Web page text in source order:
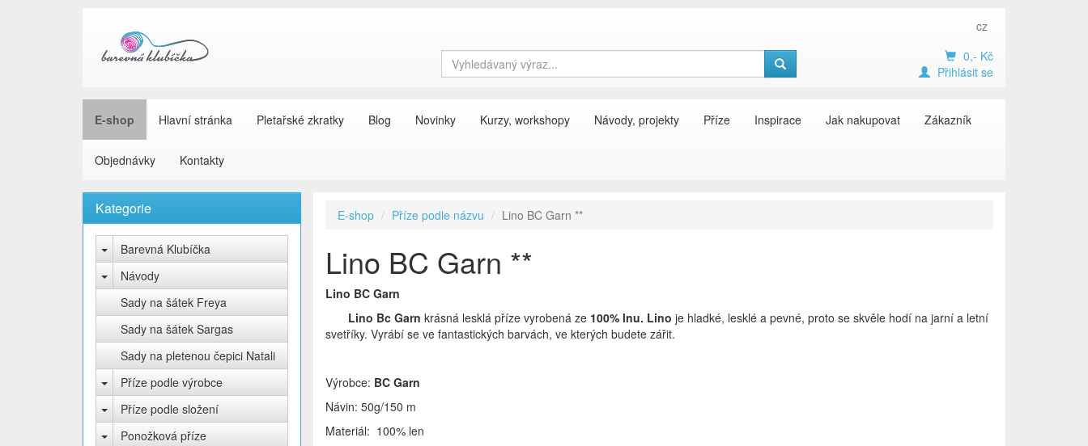
cz
0,- Kč
Přihlásit se
E-shop Hlavní stránka Pletařské zkratky Blog Novinky Kurzy, workshopy Návody, projekty Příze Inspirace Jak nakupovat Zákazník
Objednávky Kontakty
Kategorie
Barevná Klubíčka
Návody
Sady na šátek Freya
Sady na šátek Sargas
Sady na pletenou čepici Natali
Příze podle výrobce
Příze podle složení
Ponožková příze
E-shop Příze podle názvu Lino BC Garn **
Lino BC Garn **
Lino BC Garn
Lino Bc Garn krásná lesklá příze vyrobená ze 100% lnu. Lino je hladké, lesklé a pevné, proto se skvěle hodí na jarní a letní
svetříky. Vyrábí se ve fantastických barvách, ve kterých budete zářit.
Výrobce: BC Garn
Návin: 50g/150 m
Materiál: 100% len